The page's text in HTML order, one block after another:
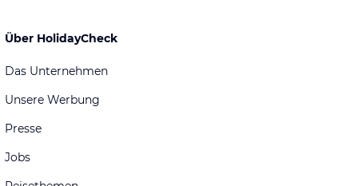
Über HolidayCheck
Das Unternehmen
Unsere Werbung
Presse
Jobs